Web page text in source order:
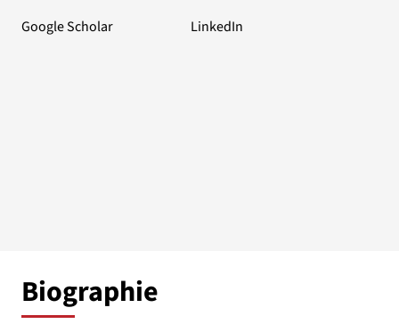
Google Scholar LinkedIn
Biographie